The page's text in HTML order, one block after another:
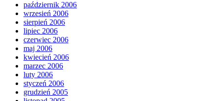
październik 2006
wrzesień 2006
sierpień 2006
lipiec 2006
czerwiec 2006
maj 2006
kwiecień 2006
marzec 2006
luty 2006
styczeń 2006
grudzień 2005